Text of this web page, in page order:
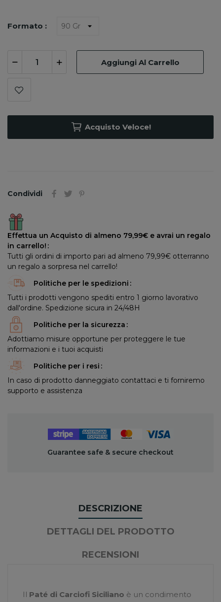
Formato :
Aggiungi Al Carrello
Acquisto Veloce!
Condividi
Effettua un Acquisto di almeno 79,99€ e avrai un regalo
in carrello!
Tutti gli ordini di importo pari ad almeno 79,99€ otterranno
un regalo a sorpresa nel carrello!
Politiche per le spedizioni
Tutti i prodotti vengono spediti entro 1 giorno lavorativo
dall'ordine. Spedizione sicura in 24/48H
Politiche per la sicurezza
Adottiamo misure opportune per proteggere le tue
informazioni e i tuoi acquisti
Politiche per i resi
In caso di prodotto danneggiato contattaci e ti forniremo
supporto e assistenza
Guarantee safe & secure checkout
DESCRIZIONE
DETTAGLI DEL PRODOTTO
RECENSIONI
Il Paté di Carciofi Siciliano è un condimento